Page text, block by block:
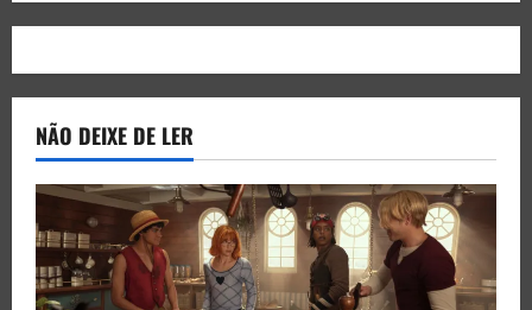
NÃO DEIXE DE LER